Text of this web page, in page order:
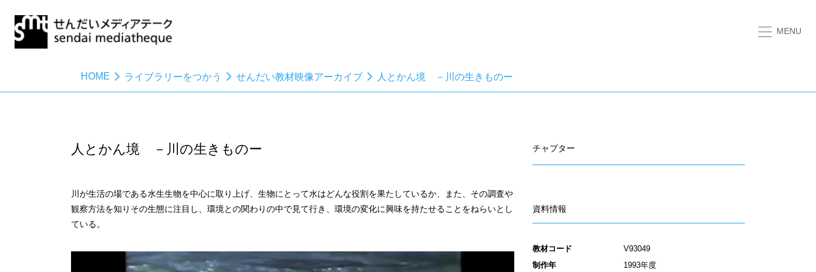
MENU
HOME ライブラリーをつかう せんだい教材映像アーカイブ 人とかん境 －川の生きものー
人とかん境 －川の生きものー
川が生活の場である水生生物を中心に取り上げ、生物にとって水はどんな役割を果たしているか、また、その調査や
観察方法を知りその生態に注目し、環境との関わりの中で見て行き、環境の変化に興味を持たせることをねらいとし
ている。
チャプター
資料情報
教材コード
V93049
制作年
1993年度